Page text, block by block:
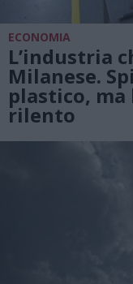
ECONOMIA
L’industria
Milanese.
plastico, ma
rilento